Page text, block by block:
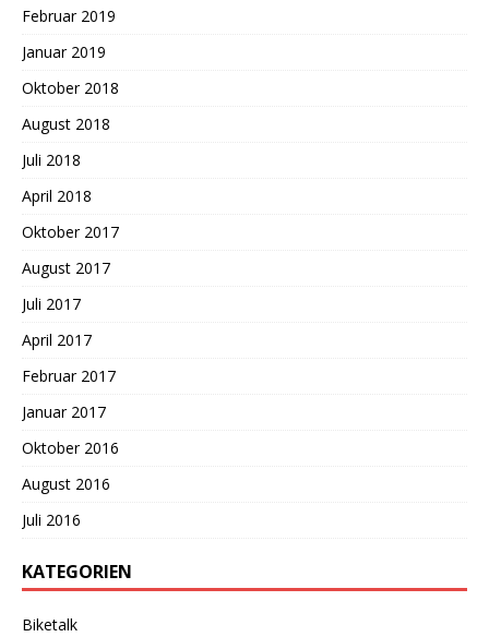
Februar 2019
Januar 2019
Oktober 2018
August 2018
Juli 2018
April 2018
Oktober 2017
August 2017
Juli 2017
April 2017
Februar 2017
Januar 2017
Oktober 2016
August 2016
Juli 2016
KATEGORIEN
Biketalk